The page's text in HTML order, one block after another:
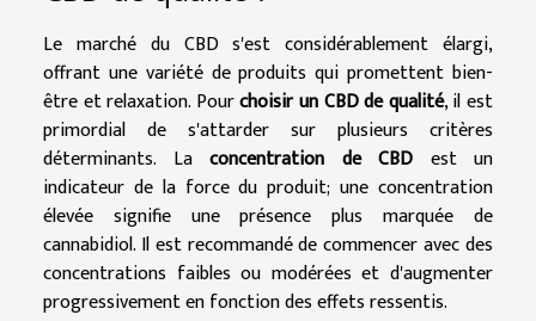
Le marché du CBD s'est considérablement élargi,
offrant une variété de produits qui promettent bien-
être et relaxation. Pourchoisir un CBD de qualité, il est
primordial de s'attarder sur plusieurs critères
déterminants. La concentration de CBD est un
indicateur de la force du produit; une concentration
élevée signifie une présence plus marquée de
cannabidiol. Il est recommandé de commencer avec des
concentrations faibles ou modérées et d'augmenter
progressivement en fonction des effets ressentis.